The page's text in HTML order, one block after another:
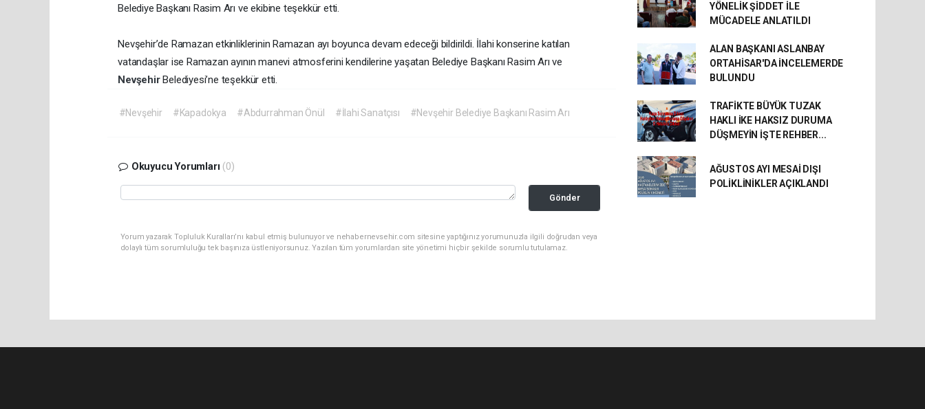
Belediye Başkanı Rasim Arı ve ekibine teşekkür etti.
Nevşehir’de Ramazan etkinliklerinin Ramazan ayı boyunca devam edeceği bildirildi. İlahi konserine katılan
vatandaşlar ise Ramazan ayının manevi atmosferini kendilerine yaşatan Belediye Başkanı Rasim Arı ve
Nevşehir Belediyesi’ne teşekkür etti.
#Nevşehir #Kapadokya #Abdurrahman Önül #İlahi Sanatçısı #Nevşehir Belediye Başkanı Rasim Arı
Okuyucu Yorumları (0)
Gönder
Yorum yazarak Topluluk Kuralları’nı kabul etmiş bulunuyor ve nehabernevsehir.com sitesine yaptığınız yorumunuzla ilgili doğrudan veya
dolaylı tüm sorumluluğu tek başınıza üstleniyorsunuz. Yazılan tüm yorumlardan site yönetimi hiçbir şekilde sorumlu tutulamaz.
YÖNELİK ŞİDDET İLE
MÜCADELE ANLATILDI
ALAN BAŞKANI ASLANBAY
ORTAHİSAR'DA İNCELEMERDE
BULUNDU
TRAFİKTE BÜYÜK TUZAK
HAKLI İKE HAKSIZ DURUMA
DÜŞMEYİN İŞTE REHBER...
AĞUSTOS AYI MESAİ DIŞI
POLİKLİNİKLER AÇIKLANDI